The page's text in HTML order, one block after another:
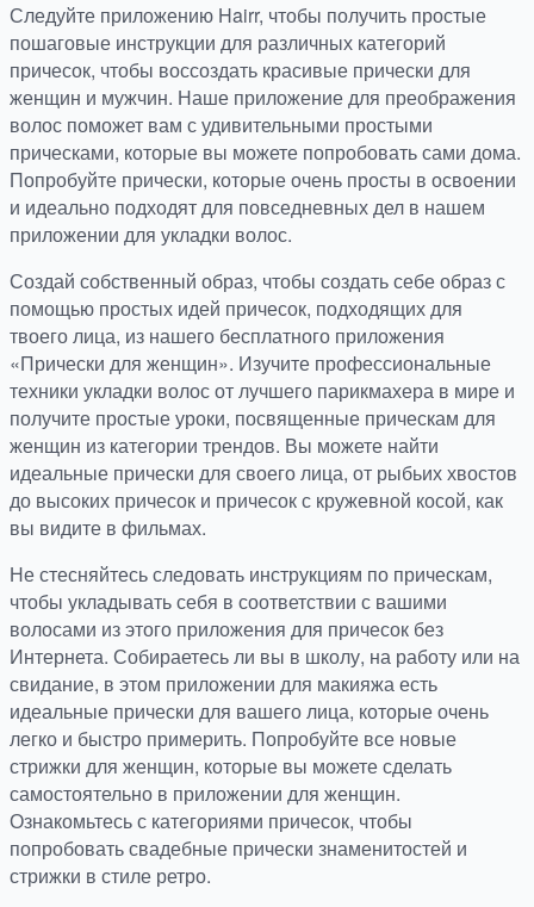
Следуйте приложению Hairr, чтобы получить простые
пошаговые инструкции для различных категорий
причесок, чтобы воссоздать красивые прически для
женщин и мужчин. Наше приложение для преображения
волос поможет вам с удивительными простыми
прическами, которые вы можете попробовать сами дома.
Попробуйте прически, которые очень просты в освоении
и идеально подходят для повседневных дел в нашем
приложении для укладки волос.
Создай собственный образ, чтобы создать себе образ с
помощью простых идей причесок, подходящих для
твоего лица, из нашего бесплатного приложения
«Прически для женщин». Изучите профессиональные
техники укладки волос от лучшего парикмахера в мире и
получите простые уроки, посвященные прическам для
женщин из категории трендов. Вы можете найти
идеальные прически для своего лица, от рыбьих хвостов
до высоких причесок и причесок с кружевной косой, как
вы видите в фильмах.
Не стесняйтесь следовать инструкциям по прическам,
чтобы укладывать себя в соответствии с вашими
волосами из этого приложения для причесок без
Интернета. Собираетесь ли вы в школу, на работу или на
свидание, в этом приложении для макияжа есть
идеальные прически для вашего лица, которые очень
легко и быстро примерить. Попробуйте все новые
стрижки для женщин, которые вы можете сделать
самостоятельно в приложении для женщин.
Ознакомьтесь с категориями причесок, чтобы
попробовать свадебные прически знаменитостей и
стрижки в стиле ретро.